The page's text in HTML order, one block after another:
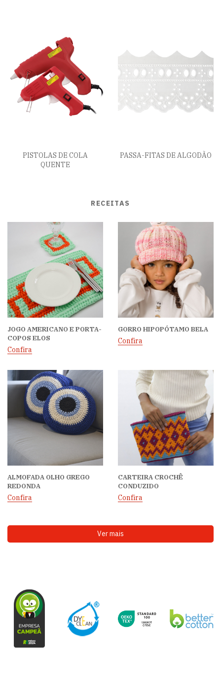
PISTOLAS DE COLA
QUENTE
PASSA-FITAS DE ALGODÃO
RECEITAS
JOGO AMERICANO E PORTA-
COPOS ELOS
Confira
GORRO HIPOPÓTAMO BELA
Confira
ALMOFADA OLHO GREGO
REDONDA
Confira
CARTEIRA CROCHÊ
CONDUZIDO
Confira
Ver mais